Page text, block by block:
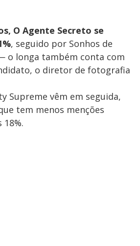
O Agente Secreto se
, seguido por Sonhos de
o longa também conta com
o diretor de fotografia
Supreme vêm em seguida,
tem menos menções